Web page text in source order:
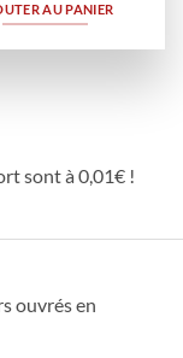
AU PANIER
sont à 0,01€ !
ouvrés en